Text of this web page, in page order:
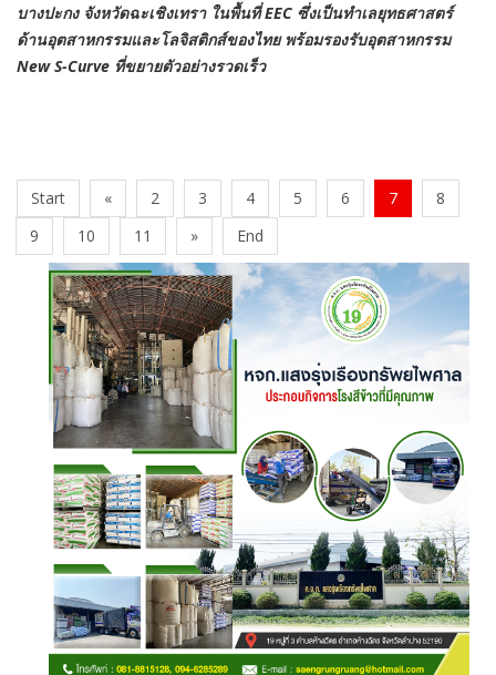
บางปะกง จังหวัดฉะเชิงเทรา ในพื้นที่ EEC ซึ่งเป็นทำเลยุทธศาสตร์
ด้านอุตสาหกรรมและโลจิสติกส์ของไทย พร้อมรองรับอุตสาหกรรม
New S-Curve ที่ขยายตัวอย่างรวดเร็ว
Start « 2 3 4 5 6 7
8
9
10 11 » End